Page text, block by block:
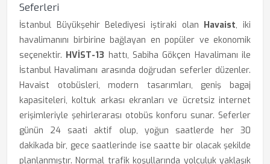
Seferleri
İstanbul Büyükşehir Belediyesi iştiraki olan Havaist, iki
havalimanını birbirine bağlayan en popüler ve ekonomik
seçenektir. HVİST-13 hattı, Sabiha Gökçen Havalimanı ile
İstanbul Havalimanı arasında doğrudan seferler düzenler.
Havaist otobüsleri, modern tasarımları, geniş bagaj
kapasiteleri, koltuk arkası ekranları ve ücretsiz internet
erişimleriyle şehirlerarası otobüs konforu sunar. Seferler
günün 24 saati aktif olup, yoğun saatlerde her 30
dakikada bir, gece saatlerinde ise saatte bir olacak şekilde
planlanmıştır. Normal trafik koşullarında yolculuk yaklaşık